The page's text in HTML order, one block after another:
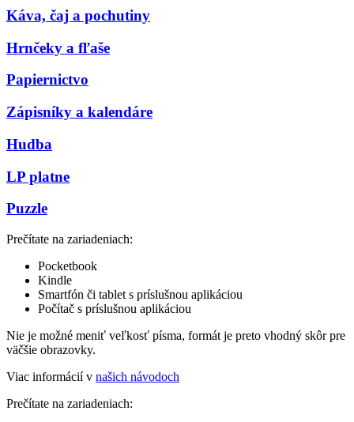
Káva, čaj a pochutiny
Hrnčeky a fľaše
Papiernictvo
Zápisníky a kalendáre
Hudba
LP platne
Puzzle
Prečítate na zariadeniach:
Pocketbook
Kindle
Smartfón či tablet s príslušnou aplikáciou
Počítač s príslušnou aplikáciou
Nie je možné meniť veľkosť písma, formát je preto vhodný skôr pre
väčšie obrazovky.
Viac informácií v našich návodoch
Prečítate na zariadeniach: